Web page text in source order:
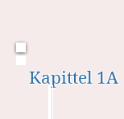
Kapittel 1A